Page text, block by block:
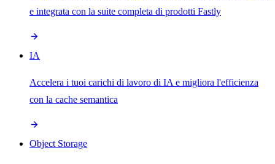
e integrata con la suite completa di prodotti Fastly
IA
Accelera i tuoi carichi di lavoro di IA e migliora l'efficienza
con la cache semantica
Object Storage